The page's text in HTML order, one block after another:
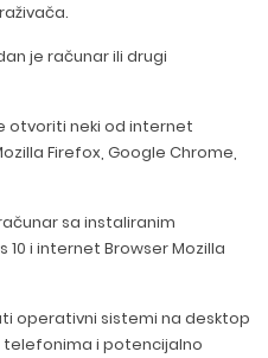
je računar ili drugi
otvoriti neki od internet
Firefox, Google Chrome,
sa instaliranim
i internet Browser Mozilla
operativni sistemi na desktop
i potencijalno